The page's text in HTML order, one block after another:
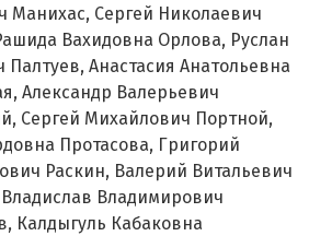
Манихас, Сергей Николаевич
Вахидовна Орлова, Руслан
Анастасия Анатольевна
Александр Валерьевич
Сергей Михайлович Портной,
Протасова, Григорий
Раскин, Валерий Витальевич
Владимирович
Калдыгуль Кабаковна